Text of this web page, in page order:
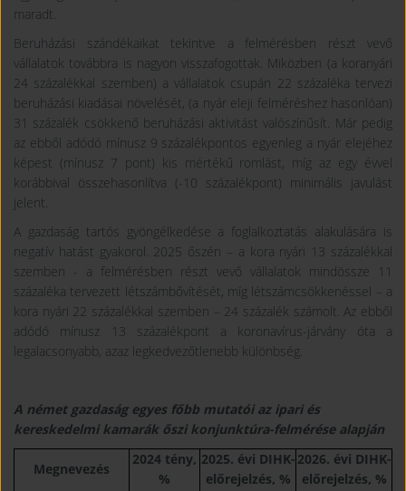
maradt.
Beruházási szándékaikat tekintve a felmérésben részt vevő
vállalatok továbbra is nagyon visszafogottak. Miközben (a koranyári
24 százalékkal szemben) a vállalatok csupán 22 százaléka tervezi
beruházási kiadásai növelését, (a nyár eleji felméréshez hasonlóan)
31 százalék csökkenő beruházási aktivitást valószínűsít. Már pedig
az ebből adódó mínusz 9 százalékpontos egyenleg a nyár elejéhez
képest (mínusz 7 pont) kis mértékű romlást, míg az egy évvel
korábbival összehasonlítva (-10 százalékpont) minimális javulást
jelent.
A gazdaság tartós gyöngélkedése a foglalkoztatás alakulására is
negatív hatást gyakorol. 2025 őszén – a kora nyári 13 százalékkal
szemben - a felmérésben részt vevő vállalatok mindössze 11
százaléka tervezett létszámbővítését, míg létszámcsökkenéssel – a
kora nyári 22 százalékkal szemben – 24 százalék számolt. Az ebből
adódó mínusz 13 százalékpont a koronavírus-járvány óta a
legalacsonyabb, azaz legkedvezőtlenebb különbség.
A német gazdaság egyes főbb mutatói az ipari és
kereskedelmi kamarák őszi konjunktúra-felmérése alapján
Megnevezés
2024 tény,
%
2025. évi DIHK-
előrejelzés, %
2026. évi DIHK-
előrejelzés, %